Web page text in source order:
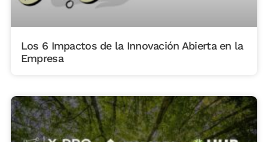
Los 6 Impactos de la Innovación Abierta en la
Empresa